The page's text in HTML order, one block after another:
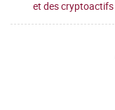
et des cryptoactifs